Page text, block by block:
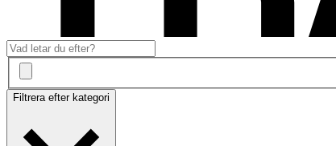
Filtrera efter kategori